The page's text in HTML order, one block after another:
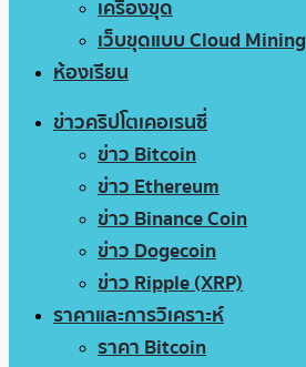
เครื่องขุด
เว็บขุดแบบ Cloud Mining
ห้องเรียน
ข่าวคริปโตเคอเรนซี่
ข่าว Bitcoin
ข่าว Ethereum
ข่าว Binance Coin
ข่าว Dogecoin
ข่าว Ripple (XRP)
ราคาและการวิเคราะห์
ราคา Bitcoin